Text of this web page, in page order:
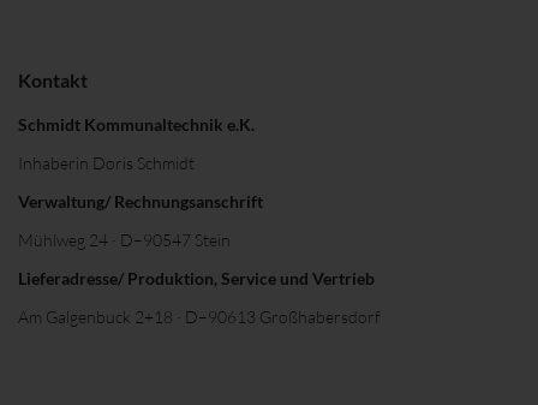
Kontakt
Schmidt Kommunaltechnik e.K.
Inhaberin Doris Schmidt
Verwaltung/ Rechnungsanschrift
Mühlweg 24 · D–90547 Stein
Lieferadresse/ Produktion, Service und Vertrieb
Am Galgenbuck 2+18 · D–90613 Großhabersdorf